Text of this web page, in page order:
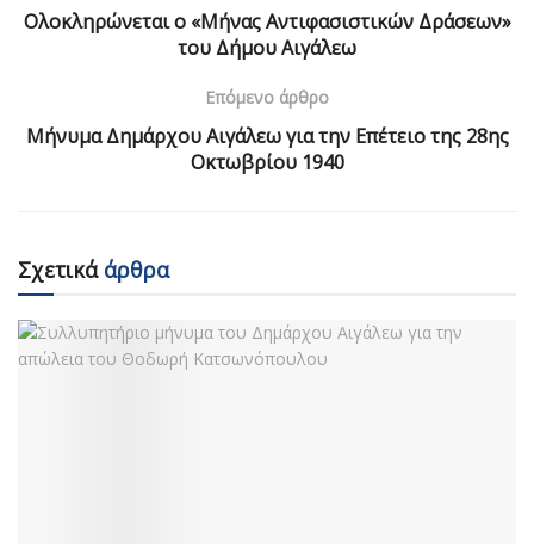
Ολοκληρώνεται ο «Μήνας Αντιφασιστικών Δράσεων»
του Δήμου Αιγάλεω
Επόμενο άρθρο
Μήνυμα Δημάρχου Αιγάλεω για την Επέτειο της 28ης
Οκτωβρίου 1940
Σχετικάάρθρα